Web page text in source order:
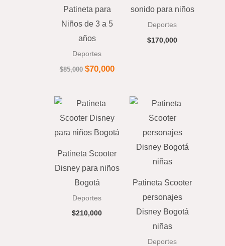
Patineta para
Niños de 3 a 5
años
Deportes
$85,000 $70,000
sonido para niños
Deportes
$170,000
Patineta Scooter
Disney para niños
Bogotá
Deportes
$210,000
Patineta Scooter
personajes
Disney Bogotá
niñas
Deportes